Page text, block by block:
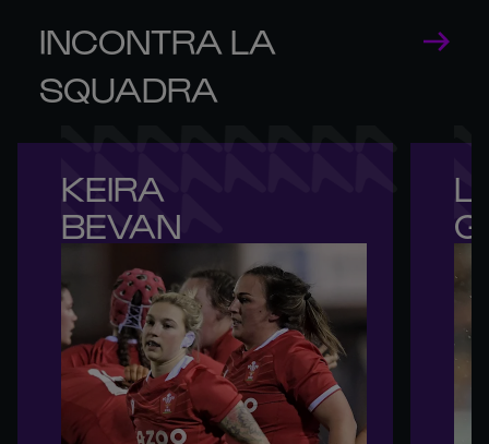
INCONTRA LA
SQUADRA
KEIRA
BEVAN